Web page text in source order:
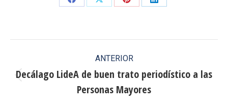
Share
Share
Share
Share
entre
publicaciones
ANTERIOR
Publicación
anterior:
Decálago LideA de buen trato periodístico a las
Personas Mayores